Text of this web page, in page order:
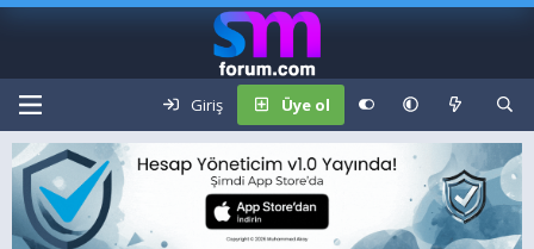
Giriş Üye ol